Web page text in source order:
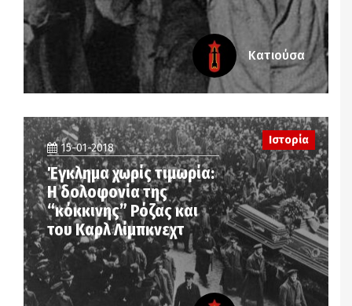
Κατιούσα
15-01-2018
Έγκλημα χωρίς τιμωρία:
Η δολοφονία της
“κόκκινης” Ρόζας και
του Καρλ Λίμπκνεχτ
Ιστορία